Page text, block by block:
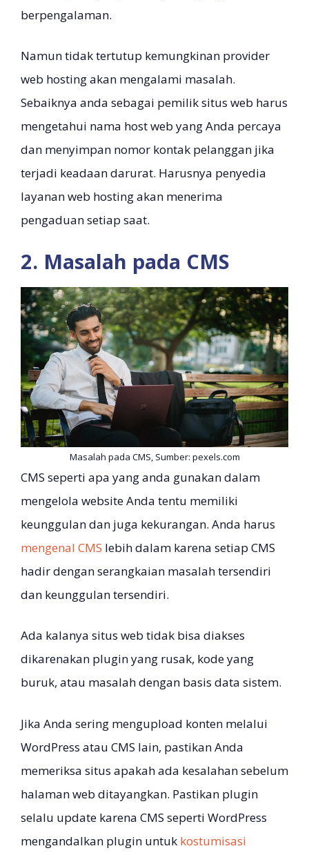
berpengalaman.
Namun tidak tertutup kemungkinan provider
web hosting akan mengalami masalah.
Sebaiknya anda sebagai pemilik situs web harus
mengetahui nama host web yang Anda percaya
dan menyimpan nomor kontak pelanggan jika
terjadi keadaan darurat. Harusnya penyedia
layanan web hosting akan menerima
pengaduan setiap saat.
2. Masalah pada CMS
Masalah pada CMS, Sumber: pexels.com
CMS seperti apa yang anda gunakan dalam
mengelola website Anda tentu memiliki
keunggulan dan juga kekurangan. Anda harus
mengenal CMS lebih dalam karena setiap CMS
hadir dengan serangkaian masalah tersendiri
dan keunggulan tersendiri.
Ada kalanya situs web tidak bisa diakses
dikarenakan plugin yang rusak, kode yang
buruk, atau masalah dengan basis data sistem.
Jika Anda sering mengupload konten melalui
WordPress atau CMS lain, pastikan Anda
memeriksa situs apakah ada kesalahan sebelum
halaman web ditayangkan. Pastikan plugin
selalu update karena CMS seperti WordPress
mengandalkan plugin untuk kostumisasi